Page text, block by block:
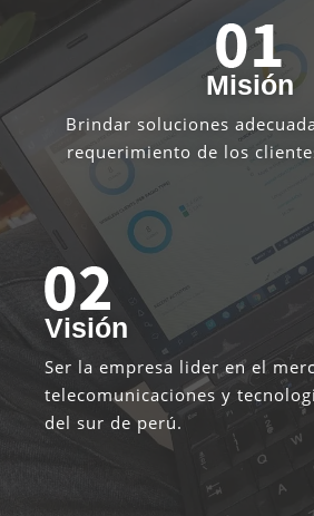
Misión
Brindar soluciones
requerimiento de los
Visión
Ser la empresa lider en el
telecomunicaciones y
del sur de perú.